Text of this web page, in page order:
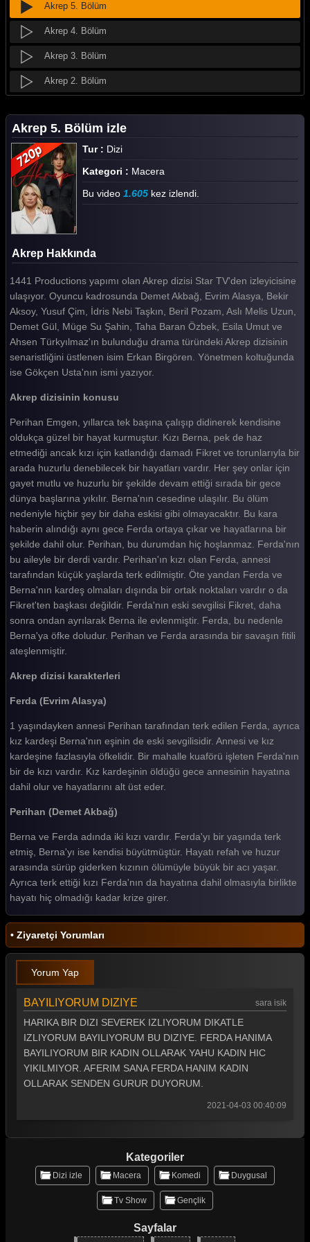
Akrep 5. Bölüm
Akrep 4. Bölüm
Akrep 3. Bölüm
Akrep 2. Bölüm
Tüm Bölümleri Göster
Akrep 5. Bölüm izle
Tur : Dizi
Kategori : Macera
Bu video 1.605 kez izlendi.
Akrep Hakkında
1441 Productions yapımı olan Akrep dizisi Star TV'den izleyicisine
ulaşıyor. Oyuncu kadrosunda Demet Akbağ, Evrim Alasya, Bekir
Aksoy, Yusuf Çim, İdris Nebi Taşkın, Beril Pozam, Aslı Melis Uzun,
Demet Gül, Müge Su Şahin, Taha Baran Özbek, Esila Umut ve
Ahsen Türkyılmaz'ın bulunduğu drama türündeki Akrep dizisinin
senaristliğini üstlenen isim Erkan Birgören. Yönetmen koltuğunda
ise Gökçen Usta'nın ismi yazıyor.
Akrep dizisinin konusu
Perihan Emgen, yıllarca tek başına çalışıp didinerek kendisine
oldukça güzel bir hayat kurmuştur. Kızı Berna, pek de haz
etmediği ancak kızı için katlandığı damadı Fikret ve torunlarıyla bir
arada huzurlu denebilecek bir hayatları vardır. Her şey onlar için
gayet mutlu ve huzurlu bir şekilde devam ettiği sırada bir gece
dünya başlarına yıkılır. Berna'nın cesedine ulaşılır. Bu ölüm
nedeniyle hiçbir şey bir daha eskisi gibi olmayacaktır. Bu kara
haberin alındığı aynı gece Ferda ortaya çıkar ve hayatlarına bir
şekilde dahil olur. Perihan, bu durumdan hiç hoşlanmaz. Ferda'nın
bu aileyle bir derdi vardır. Perihan'ın kızı olan Ferda, annesi
tarafından küçük yaşlarda terk edilmiştir. Öte yandan Ferda ve
Berna'nın kardeş olmaları dışında bir ortak noktaları vardır o da
Fikret'ten başkası değildir. Ferda'nın eski sevgilisi Fikret, daha
sonra ondan ayrılarak Berna ile evlenmiştir. Ferda, bu nedenle
Berna'ya öfke doludur. Perihan ve Ferda arasında bir savaşın fitili
ateşlenmiştir.
Akrep dizisi karakterleri
Ferda (Evrim Alasya)
1 yaşındayken annesi Perihan tarafından terk edilen Ferda, ayrıca
kız kardeşi Berna'nın eşinin de eski sevgilisidir. Annesi ve kız
kardeşine fazlasıyla öfkelidir. Bir mahalle kuaförü işleten Ferda'nın
bir de kızı vardır. Kız kardeşinin öldüğü gece annesinin hayatına
dahil olur ve hayatlarını alt üst eder.
Perihan (Demet Akbağ)
Berna ve Ferda adında iki kızı vardır. Ferda'yı bir yaşında terk
etmiş, Berna'yı ise kendisi büyütmüştür. Hayatı refah ve huzur
arasında sürüp giderken kızının ölümüyle büyük bir acı yaşar.
Ayrıca terk ettiği kızı Ferda'nın da hayatına dahil olmasıyla birlikte
hayatı hiç olmadığı kadar krize girer.
• Ziyaretçi Yorumları
Yorum Yap
BAYILIYORUM DIZIYE sara isik
HARIKA BIR DIZI SEVEREK IZLIYORUM DIKATLE
IZLIYORUM BAYILIYORUM BU DIZIYE. FERDA HANIMA
BAYILIYORUM BIR KADIN OLLARAK YAHU KADIN HIC
YIKILMIYOR. AFERIM SANA FERDA HANIM KADIN
OLLARAK SENDEN GURUR DUYORUM.
2021-04-03 00:40:09
Kategoriler
Dizi izle Macera Komedi Duygusal
Tv Show Gençlik
Sayfalar